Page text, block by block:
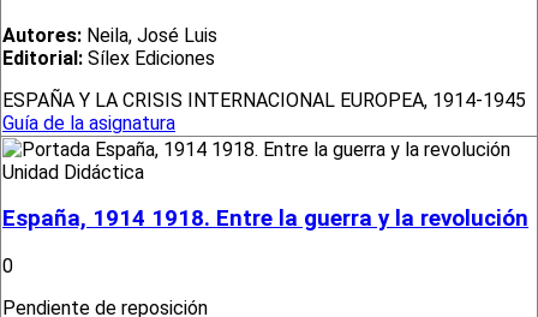
Autores: Neila, José Luis
Editorial: Sílex Ediciones
ESPAÑA Y LA CRISIS INTERNACIONAL EUROPEA, 1914-1945
Guía de la asignatura
Unidad Didáctica
España, 1914 1918. Entre la guerra y la revolución
0
Pendiente de reposición